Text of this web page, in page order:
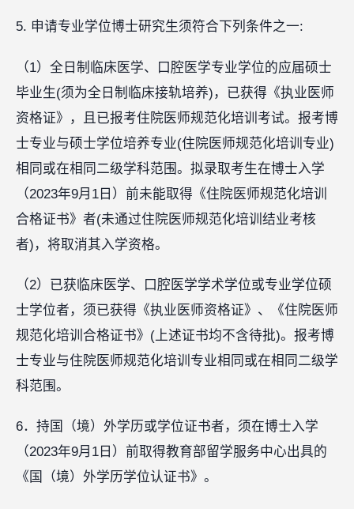
5. 申请专业学位博士研究生须符合下列条件之一:
（1）全日制临床医学、口腔医学专业学位的应届硕士
毕业生(须为全日制临床接轨培养)，已获得《执业医师
资格证》，且已报考住院医师规范化培训考试。报考博
士专业与硕士学位培养专业(住院医师规范化培训专业)
相同或在相同二级学科范围。拟录取考生在博士入学
（2023年9月1日）前未能取得《住院医师规范化培训
合格证书》者(未通过住院医师规范化培训结业考核
者)，将取消其入学资格。
（2）已获临床医学、口腔医学学术学位或专业学位硕
士学位者，须已获得《执业医师资格证》、《住院医师
规范化培训合格证书》(上述证书均不含待批)。报考博
士专业与住院医师规范化培训专业相同或在相同二级学
科范围。
6．持国（境）外学历或学位证书者，须在博士入学
（2023年9月1日）前取得教育部留学服务中心出具的
《国（境）外学历学位认证书》。